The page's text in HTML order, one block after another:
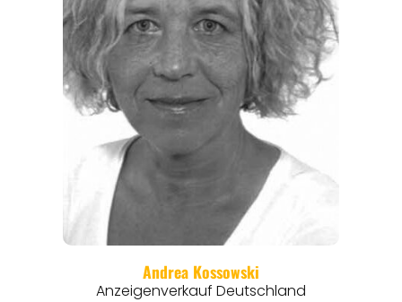
EVENTS
REISEFÜHRER
REISEMAGAZINE
THEMEN
ANGEBOTE